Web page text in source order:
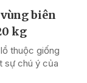
biên
kg
thuộc giống
sự chú ý của